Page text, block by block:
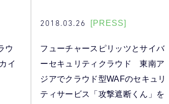
ウ
イ
2018.03.26 [PRESS]
フューチャースピリッツとサイバ
ーセキュリティクラウド 東南ア
ジアでクラウド型WAFのセキュリ
ティサービス「攻撃遮断くん」を